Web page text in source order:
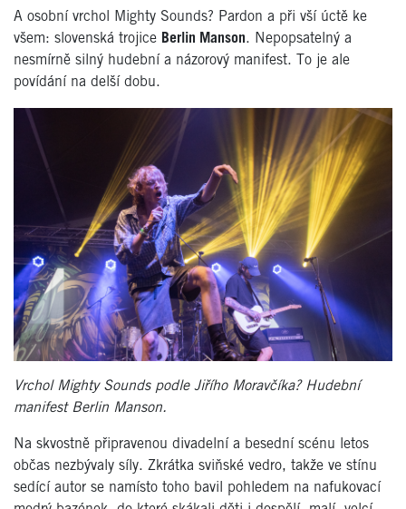
A osobní vrchol Mighty Sounds? Pardon a při vší úctě ke
všem: slovenská trojice Berlin Manson. Nepopsatelný a
nesmírně silný hudební a názorový manifest. To je ale
povídání na delší dobu.
Vrchol Mighty Sounds podle Jiřího Moravčíka? Hudební
manifest Berlin Manson.
Na skvostně připravenou divadelní a besední scénu letos
občas nezbývaly síly. Zkrátka sviňské vedro, takže ve stínu
sedící autor se namísto toho bavil pohledem na nafukovací